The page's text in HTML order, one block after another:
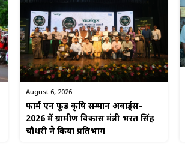
August 6, 2026
फार्म एन फूड कृषि सम्मान अवार्ड्स–
2026 में ग्रामीण विकास मंत्री भरत सिंह
चौधरी ने किया प्रतिभाग